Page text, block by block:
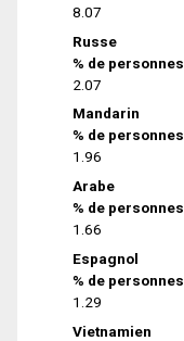
8.07
Russe
% de personnes
2.07
Mandarin
% de personnes
1.96
Arabe
% de personnes
1.66
Espagnol
% de personnes
1.29
Vietnamien